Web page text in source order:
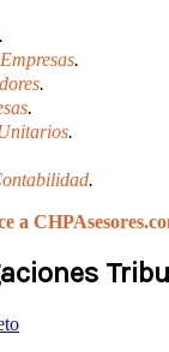
.
.
.
.
.
.
a